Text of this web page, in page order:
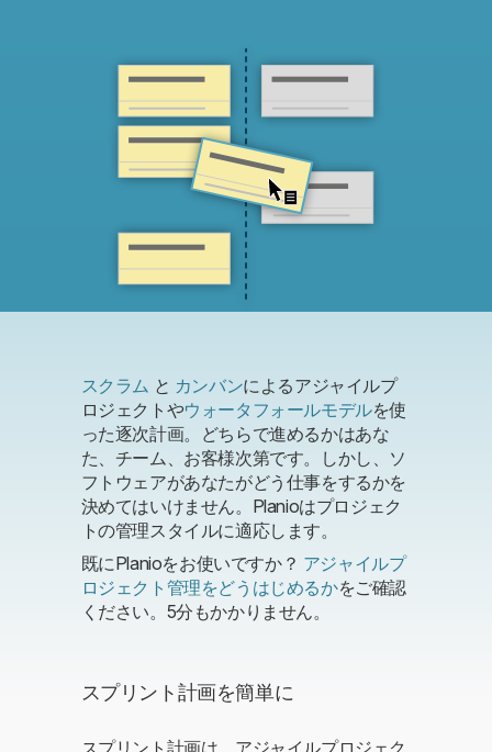
スクラム と カンバンによるアジャイルプ
ロジェクトやウォータフォールモデルを使
った逐次計画。どちらで進めるかはあな
た、チーム、お客様次第です。しかし、ソ
フトウェアがあなたがどう仕事をするかを
決めてはいけません。Planioはプロジェク
トの管理スタイルに適応します。
既にPlanioをお使いですか？ アジャイルプ
ロジェクト管理をどうはじめるかをご確認
ください。5分もかかりません。
スプリント計画を簡単に